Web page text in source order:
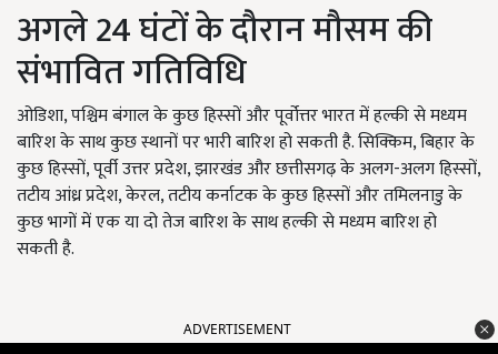
अगले 24 घंटों के दौरान मौसम की
संभावित गतिविधि
ओडिशा, पश्चिम बंगाल के कुछ हिस्सों और पूर्वोत्तर भारत में हल्की से मध्यम
बारिश के साथ कुछ स्थानों पर भारी बारिश हो सकती है. सिक्किम, बिहार के
कुछ हिस्सों, पूर्वी उत्तर प्रदेश, झारखंड और छत्तीसगढ़ के अलग-अलग हिस्सों,
तटीय आंध्र प्रदेश, केरल, तटीय कर्नाटक के कुछ हिस्सों और तमिलनाडु के
कुछ भागों में एक या दो तेज बारिश के साथ हल्की से मध्यम बारिश हो
सकती है.
ADVERTISEMENT